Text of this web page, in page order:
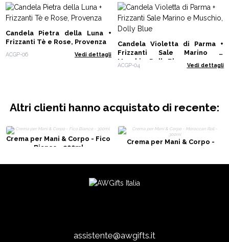
Candela Pietra della Luna +
Frizzanti Tè e Rose, Provenza
ACGP-06 Vedi dettagli
Candela Violetta di Parma +
Frizzanti Sale Marino e
Muschio, Dolly Blue
ACGP-04 Vedi dettagli
Altri clienti hanno acquistato di recente:
Crema per Mani & Corpo - Fico
Bianco - 300ml
Crema per Mani & Corpo -
assistente@awgifts.it